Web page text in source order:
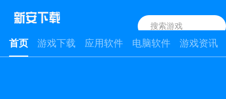
首页 游戏下载 应用软件 电脑软件 游戏资讯